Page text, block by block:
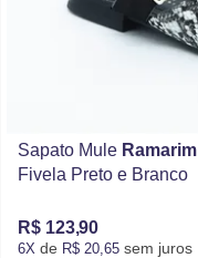
Sapato Mule Ramarim
Fivela Preto e Branco
R$ 123,90
6X de R$ 20,65 sem juros